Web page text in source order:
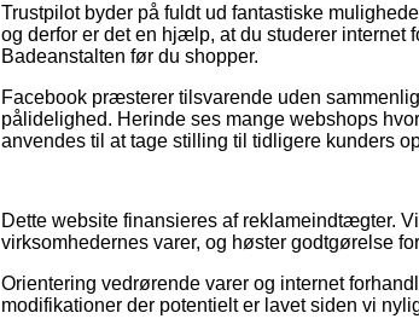
Trustpilot byder på fuldt ud fantastiske
og derfor er det en hjælp, at du studerer
Badeanstalten før du shopper.
Facebook præsterer tilsvarende uden
pålidelighed. Herinde ses mange webshops
anvendes til at tage stilling til tidligere kunders
Dette website finansieres af reklameindtægter.
virksomhedernes varer, og høster godtgørelse
Orientering vedrørende varer og internet
modifikationer der potentielt er lavet siden vi